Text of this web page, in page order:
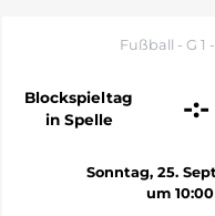
Fußball - G 1
Blockspieltag
in Spelle
-:-
Sonntag, 25.
um